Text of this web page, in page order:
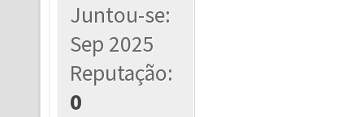
Juntou-se:
Sep 2025
Reputação:
0